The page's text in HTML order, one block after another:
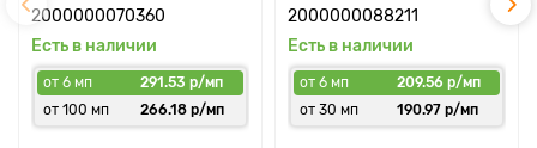
2000000070360
Есть в наличии
от 6 мп
291.53 р/мп
от 100 мп
266.18 р/мп
2000000088211
Есть в наличии
от 6 мп
209.56 р/мп
от 30 мп
190.97 р/мп